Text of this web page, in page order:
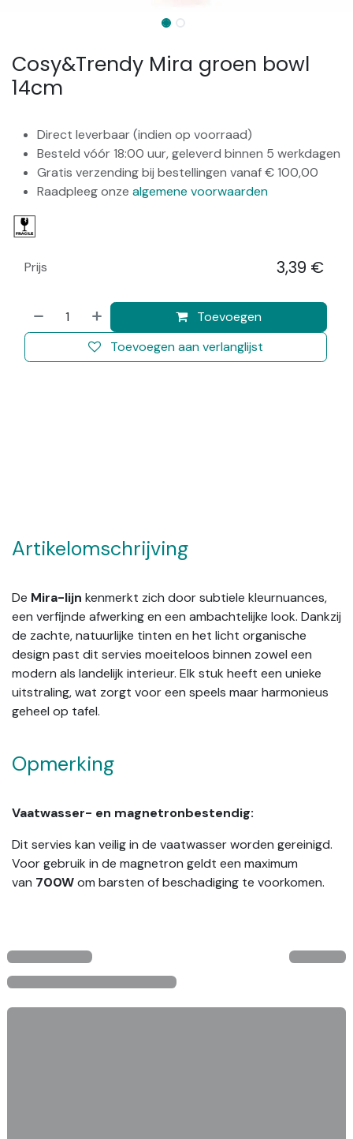
Cosy&Trendy Mira groen bowl
14cm
Direct leverbaar (indien op voorraad)
Besteld vóór 18:00 uur, geleverd binnen 5 werkdagen
Gratis verzending bij bestellingen vanaf € 100,00
Raadpleeg onze algemene voorwaarden
Toevoegen
Toevoegen aan verlanglijst
Prijs 3,39 €
Artikelomschrijving
De Mira-lijn kenmerkt zich door subtiele kleurnuances,
een verfijnde afwerking en een ambachtelijke look. Dankzij
de zachte, natuurlijke tinten en het licht organische
design past dit servies moeiteloos binnen zowel een
modern als landelijk interieur. Elk stuk heeft een unieke
uitstraling, wat zorgt voor een speels maar harmonieus
geheel op tafel.
Opmerking
Vaatwasser- en magnetronbestendig:
Dit servies kan veilig in de vaatwasser worden gereinigd.
Voor gebruik in de magnetron geldt een maximum
van 700Wom barsten of beschadiging te voorkomen.